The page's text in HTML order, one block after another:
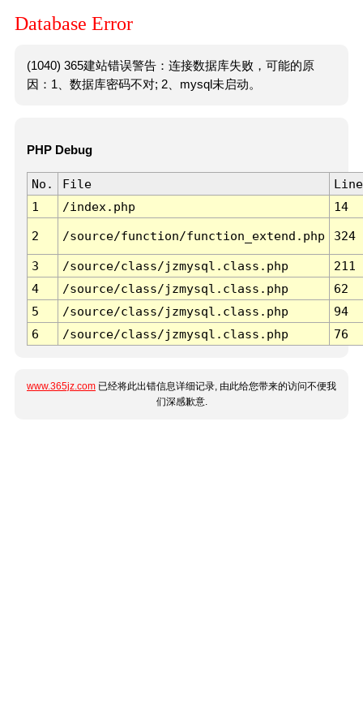
Database Error
(1040) 365建站错误警告：连接数据库失败，可能的原
因：1、数据库密码不对; 2、mysql未启动。
PHP Debug
No. File
Line
1
/index.php 14
2 /source/function/function_extend.php 324
3 /source/class/jzmysql.class.php
211
4
/source/class/jzmysql.class.php
62
5
/source/class/jzmysql.class.php
94
6
/source/class/jzmysql.class.php 76
www.365jz.com 已经将此出错信息详细记录, 由此给您带来的访问不便我
们深感歉意.